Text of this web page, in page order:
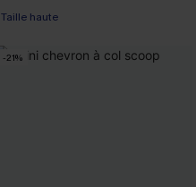
Taille haute
-21%